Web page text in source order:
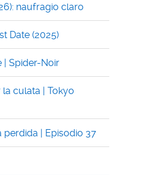
naufragio claro
Date (2025)
| Spider-Noir
culata | Tokyo
perdida | Episodio 37